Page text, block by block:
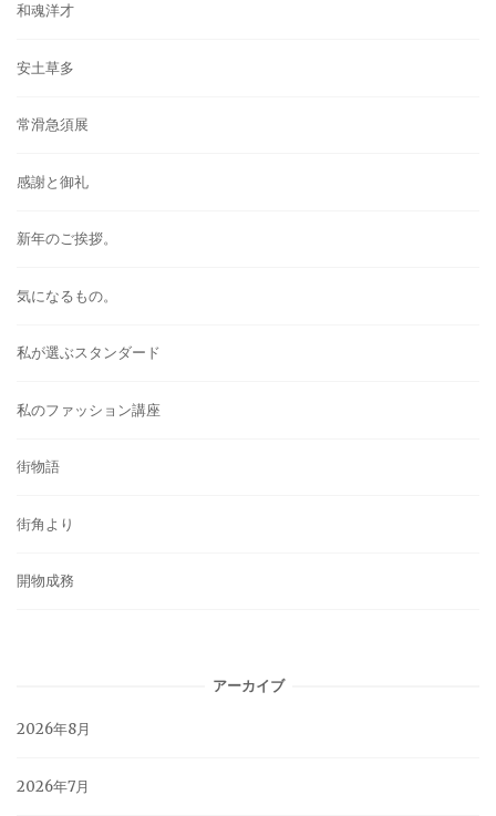
和魂洋才
安土草多
常滑急須展
感謝と御礼
新年のご挨拶。
気になるもの。
私が選ぶスタンダード
私のファッション講座
街物語
街角より
開物成務
アーカイブ
2026年8月
2026年7月